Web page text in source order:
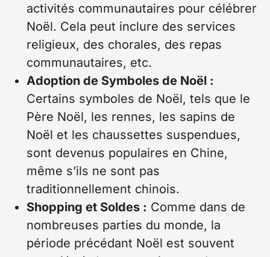
activités communautaires pour célébrer
Noël. Cela peut inclure des services
religieux, des chorales, des repas
communautaires, etc.
Adoption de Symboles de Noël :
Certains symboles de Noël, tels que le
Père Noël, les rennes, les sapins de
Noël et les chaussettes suspendues,
sont devenus populaires en Chine,
même s’ils ne sont pas
traditionnellement chinois.
Shopping et Soldes : Comme dans de
nombreuses parties du monde, la
période précédant Noël est souvent